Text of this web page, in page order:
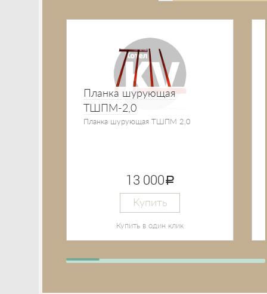
Планка шурующая
ТШПМ-2,0
Планка шурующая ТШПМ 2,0
13 000руб.
Купить
Купить в один клик